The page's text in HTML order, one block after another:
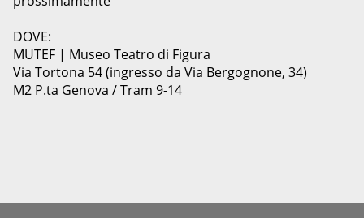
DOVE:
MUTEF | Museo Teatro di Figura
Via Tortona 54 (ingresso da Via Bergognone, 34)
M2 P.ta Genova / Tram 9-14